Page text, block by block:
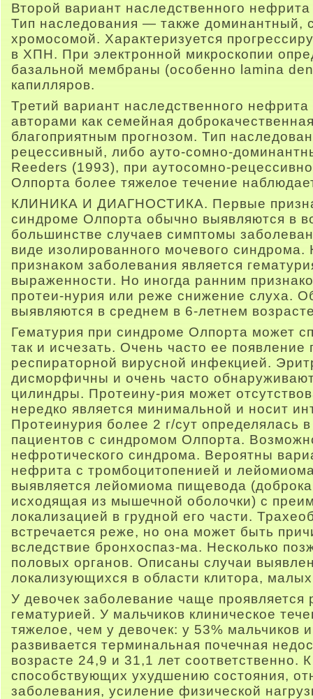
Второй вариант наследственного нефрита
Тип наследования — также доминантный,
хромосомой. Характеризуется
в ХПН. При электронной микроскопии
базальной мембраны (особенно lamina
капилляров.
Третий вариант наследственного
авторами как семейная
благоприятным прогнозом. Тип
рецессивный, либо ауто-сомно-
Reeders (1993), при аутосомно-
Олпорта более тяжелое течение
КЛИНИКА И ДИАГНОСТИКА. Первые
синдроме Олпорта обычно выявляются в
большинстве случаев симптомы
виде изолированного мочевого
признаком заболевания является
выраженности. Но иногда ранним
протеи-нурия или реже снижение слуха.
выявляются в среднем в 6-летнем
Гематурия при синдроме Олпорта может
так и исчезать. Очень часто ее появление
респираторной вирусной инфекцией.
дисморфичны и очень часто
цилиндры. Протеину-рия может
нередко является минимальной и носит
Протеинурия более 2 г/сут определялась
пациентов с синдромом Олпорта.
нефротического синдрома. Вероятны
нефрита с тромбоцитопенией и
выявляется лейомиома пищевода
исходящая из мышечной оболочки) с
локализацией в грудной его части.
встречается реже, но она может быть
вследствие бронхоспаз-ма. Несколько
половых органов. Описаны случаи
локализующихся в области клитора,
У девочек заболевание чаще
гематурией. У мальчиков клиническое
тяжелое, чем у девочек: у 53% мальчиков
развивается терминальная почечная
возрасте 24,9 и 31,1 лет соответственно.
способствующих ухудшению состояния,
заболевания, усиление физической